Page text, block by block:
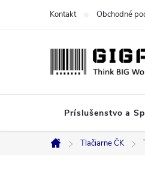
Kontakt Obchodné
Príslušenstvo a
Domov
Tlačiarne ČK